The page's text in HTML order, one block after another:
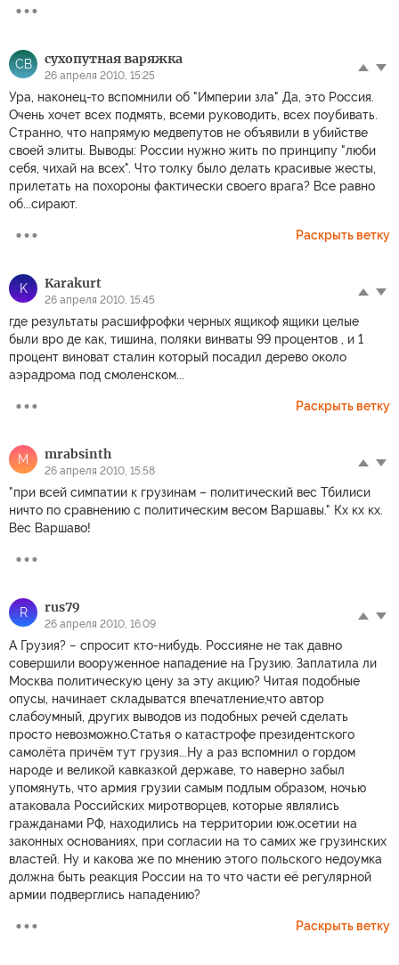
СВ сухопутная варяжка
26 апреля 2010, 15:25
Ура, наконец-то вспомнили об "Империи зла" Да, это Россия.
Очень хочет всех подмять, всеми руководить, всех поубивать.
Странно, что напрямую медвепутов не объявили в убийстве
своей элиты. Выводы: России нужно жить по принципу "люби
себя, чихай на всех". Что толку было делать красивые жесты,
прилетать на похороны фактически своего врага? Все равно
об...сирают.
Раскрыть ветку
K Karakurt
26 апреля 2010, 15:45
где результаты расшифрофки черных ящикоф ящики целые
были вро де как, тишина, поляки винваты 99 процентов , и 1
процент виноват сталин который посадил дерево около
аэрадрома под смоленском...
Раскрыть ветку
M mrabsinth
26 апреля 2010, 15:58
"при всей симпатии к грузинам – политический вес Тбилиси
ничто по сравнению с политическим весом Варшавы." Кх кх кх.
Вес Варшаво!
R rus79
26 апреля 2010, 16:09
А Грузия? − спросит кто-нибудь. Россияне не так давно
совершили вооруженное нападение на Грузию. Заплатила ли
Москва политическую цену за эту акцию? Читая подобные
опусы, начинает складыватся впечатление,что автор
слабоумный, других выводов из подобных речей сделать
просто невозможно.Статья о катастрофе президентского
самолёта причём тут грузия...Ну а раз вспомнил о гордом
народе и великой кавказкой державе, то наверно забыл
упомянуть, что армия грузии самым подлым образом, ночью
атаковала Российских миротворцев, которые являлись
гражданами РФ, находились на территории юж.осетии на
законных основаниях, при согласии на то самих же грузинских
властей. Ну и какова же по мнению этого польского недоумка
должна быть реакция России на то что части её регулярной
армии подверглись нападению?
Раскрыть ветку